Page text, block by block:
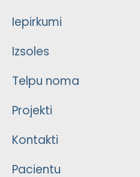
Iepirkumi
Izsoles
Telpu noma
Projekti
Kontakti
Pacientu